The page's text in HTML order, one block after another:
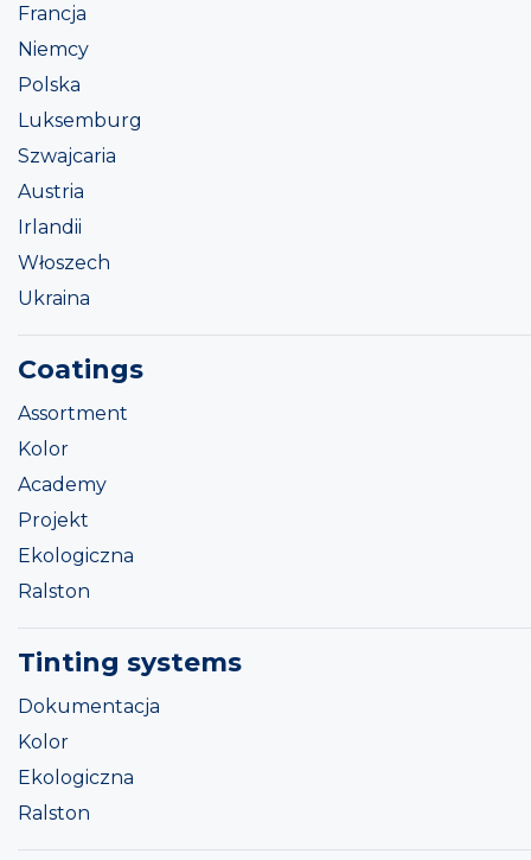
Francja
Niemcy
Polska
Luksemburg
Szwajcaria
Austria
Irlandii
Włoszech
Ukraina
Coatings
Assortment
Kolor
Academy
Projekt
Ekologiczna
Ralston
Tinting systems
Dokumentacja
Kolor
Ekologiczna
Ralston